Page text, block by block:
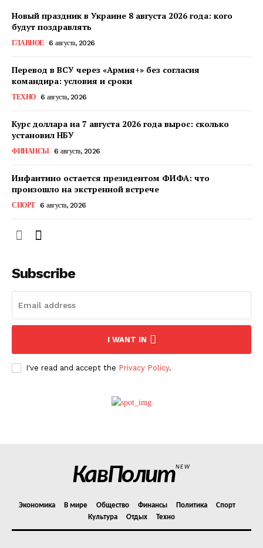
КавПолит
О нас
Связаться с нами
Отказ от ответственности
Новый праздник в Украине 8 августа 2026 года: кого
будут поздравлять
ГЛАВНОЕ 6 августа, 2026
Перевод в ВСУ через «Армия+» без согласия
командира: условия и сроки
ТЕХНО 6 августа, 2026
Курс доллара на 7 августа 2026 года вырос: сколько
установил НБУ
ФИНАНСЫ 6 августа, 2026
Инфантино остается президентом ФИФА: что
произошло на экстренной встрече
СПОРТ 6 августа, 2026
Subscribe
I WANT IN
I've read and accept the Privacy Policy.
КавПолитNEW
Экономика В мире Общество Финансы Политика
Спорт
Культура
Отдых Техно